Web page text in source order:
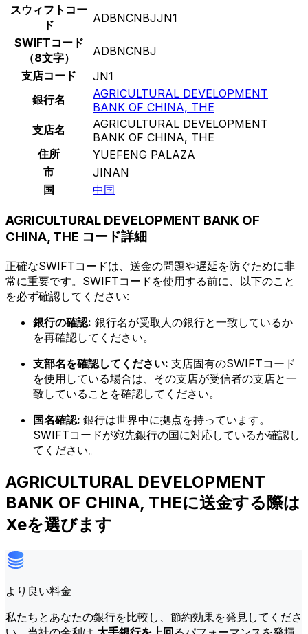
スウィフトコー
ド
ADBNCNBJJN1
SWIFTコード
（8文字）
ADBNCNBJ
支店コード
JN1
銀行名
AGRICULTURAL DEVELOPMENT
BANK OF CHINA, THE
支店名
AGRICULTURAL DEVELOPMENT
BANK OF CHINA, THE
住所
YUEFENG PALAZA
市
JINAN
国
中国
AGRICULTURAL DEVELOPMENT BANK OF
CHINA, THE コード詳細
正確なSWIFTコードは、送金の問題や遅延を防ぐために非
常に重要です。SWIFTコードを使用する前に、以下のこと
を必ず確認してください:
銀行の確認: 銀行名が受取人の銀行と一致しているか
を再確認してください。
支部名を確認してください: 支店固有のSWIFTコード
を使用している場合は、その支店が受信者の支店と一
致していることを確認してください。
国名確認: 銀行は世界中に拠点を持っています。
SWIFTコードが宛先銀行の国に対応しているか確認し
てください。
AGRICULTURAL DEVELOPMENT
BANK OF CHINA, THEに送金する際は
Xeを選びます
より良い料金
私たちとあなたの銀行を比較し、節約効果を発見してくださ